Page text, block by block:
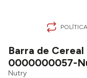
Barra de
0000000057-
Nutry